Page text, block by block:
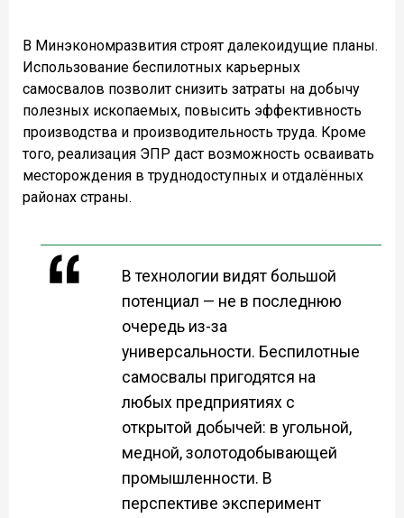
В Минэкономразвития строят далекоидущие планы.
Использование беспилотных карьерных
самосвалов позволит снизить затраты на добычу
полезных ископаемых, повысить эффективность
производства и производительность труда. Кроме
того, реализация ЭПР даст возможность осваивать
месторождения в труднодоступных и отдалённых
районах страны.
В технологии видят большой
потенциал — не в последнюю
очередь из-за
универсальности. Беспилотные
самосвалы пригодятся на
любых предприятиях с
открытой добычей: в угольной,
медной, золотодобывающей
промышленности. В
перспективе эксперимент